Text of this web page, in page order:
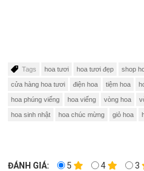
Tags hoa tươi hoa tươi đẹp shop
cửa hàng hoa tươi điện hoa tiệm hoa
hoa phúng viếng hoa viếng vòng hoa
hoa sinh nhật hoa chúc mừng giỏ hoa
ĐÁNH GIÁ: 5 4 3